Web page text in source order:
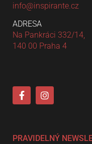
info@inspirante.cz
ADRESA
Na Pankráci 332/14,
140 00 Praha 4
PRAVIDELNÝ